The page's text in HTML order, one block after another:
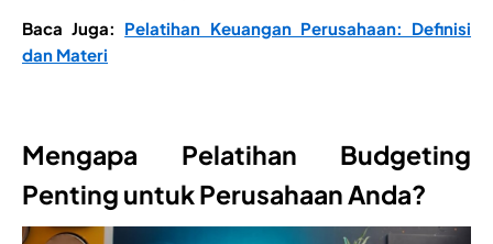
Baca Juga: Pelatihan Keuangan Perusahaan: Definisi
dan Materi
Mengapa Pelatihan Budgeting
Penting untuk Perusahaan Anda?